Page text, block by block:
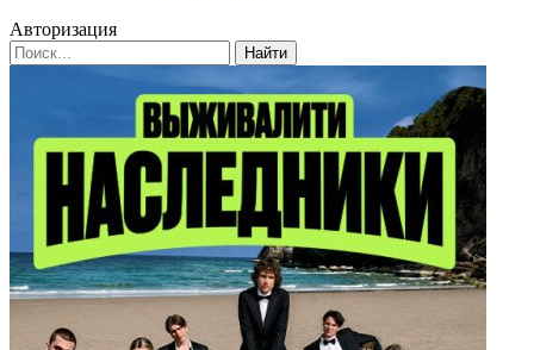
Авторизация
Найти